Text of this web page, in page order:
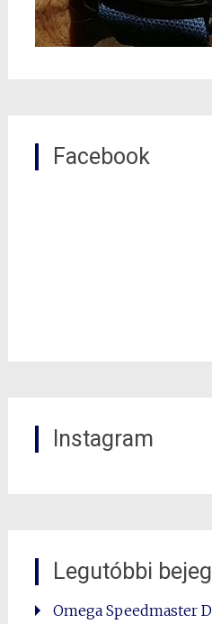
Facebook
Instagram
Legutóbbi
Omega Speedmaster